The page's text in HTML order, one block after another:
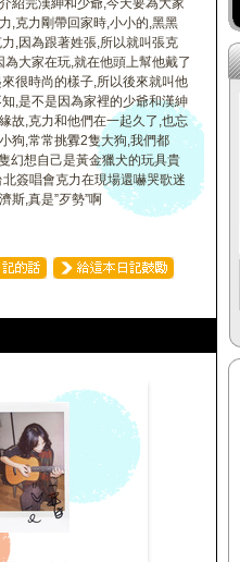
紹完漢紳和少爺,今天要為大家
,克力剛帶回家時,小小的,黑黑
,因為跟著姓張,所以就叫張克
為大家在玩,就在他頭上幫他戴了
很時尚的樣子,所以後來就叫他
,是不是因為家裡的少爺和漢紳
故,克力和他們在一起久了,也忘
狗,常常挑釁2隻大狗,我們都
幻想自己是黃金獵犬的玩具貴
北簽唱會克力在現場還嚇哭歌迷
斯,真是”歹勢”啊